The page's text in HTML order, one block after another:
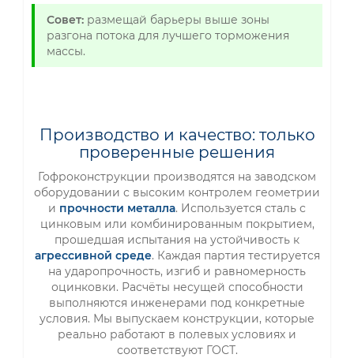
Совет: размещай барьеры выше зоны
разгона потока для лучшего торможения
массы.
Производство и качество: только
проверенные решения
Гофроконструкции производятся на заводском
оборудовании с высоким контролем геометрии
и прочности металла. Используется сталь с
цинковым или комбинированным покрытием,
прошедшая испытания на устойчивость к
агрессивной среде. Каждая партия тестируется
на ударопрочность, изгиб и равномерность
оцинковки. Расчёты несущей способности
выполняются инженерами под конкретные
условия. Мы выпускаем конструкции, которые
реально работают в полевых условиях и
соответствуют ГОСТ.